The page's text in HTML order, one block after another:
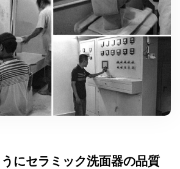
にセラミック洗面器の品質